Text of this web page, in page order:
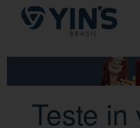
Pular
para
conteúdo
Teste